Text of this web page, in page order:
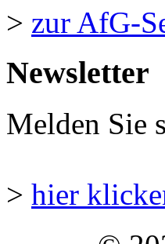
> zur AfG-
Newsletter
Melden Sie
> hier